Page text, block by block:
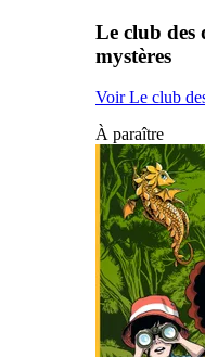
Le club des
mystères
Voir Le club
À paraître